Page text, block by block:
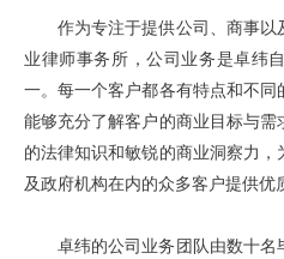
作为专注于提供公司、商事
业律师事务所，公司业务是卓纬
一。每一个客户都各有特点和不
能够充分了解客户的商业目标与
的法律知识和敏锐的商业洞察力
及政府机构在内的众多客户提供优
卓纬的公司业务团队由数十